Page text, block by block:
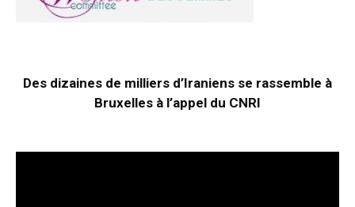
Des dizaines de milliers d’Iraniens se rassemble à
Bruxelles à l’appel du CNRI